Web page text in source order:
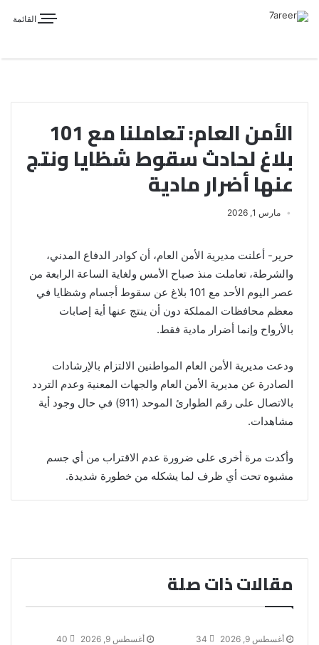
القائمة
الأمن العام: تعاملنا مع 101
بلاغ لحادث سقوط شظايا ونتج
عنها أضرار مادية
مارس 1, 2026
حرير- أعلنت مديرية الأمن العام، أن كوادر الدفاع المدني،
والشرطة، تعاملت منذ صباح الأمس ولغاية الساعة الرابعة من
عصر اليوم الأحد مع 101 بلاغ عن سقوط أجسام وشظايا في
معظم محافظات المملكة دون أن ينتج عنها أية إصابات
بالأرواح وإنما أضرار مادية فقط.
ودعت مديرية الأمن العام المواطنين الالتزام بالإرشادات
الصادرة عن مديرية الأمن العام والجهات المعنية وعدم التردد
بالاتصال على رقم الطوارئ الموحد (911) في حال وجود أية
مشاهدات.
وأكدت مرة أخرى على ضرورة عدم الاقتراب من أي جسم
مشبوه تحت أي ظرف لما يشكله من خطورة شديدة.
مقالات ذات صلة
أغسطس 9, 2026 34 أغسطس 9, 2026 40